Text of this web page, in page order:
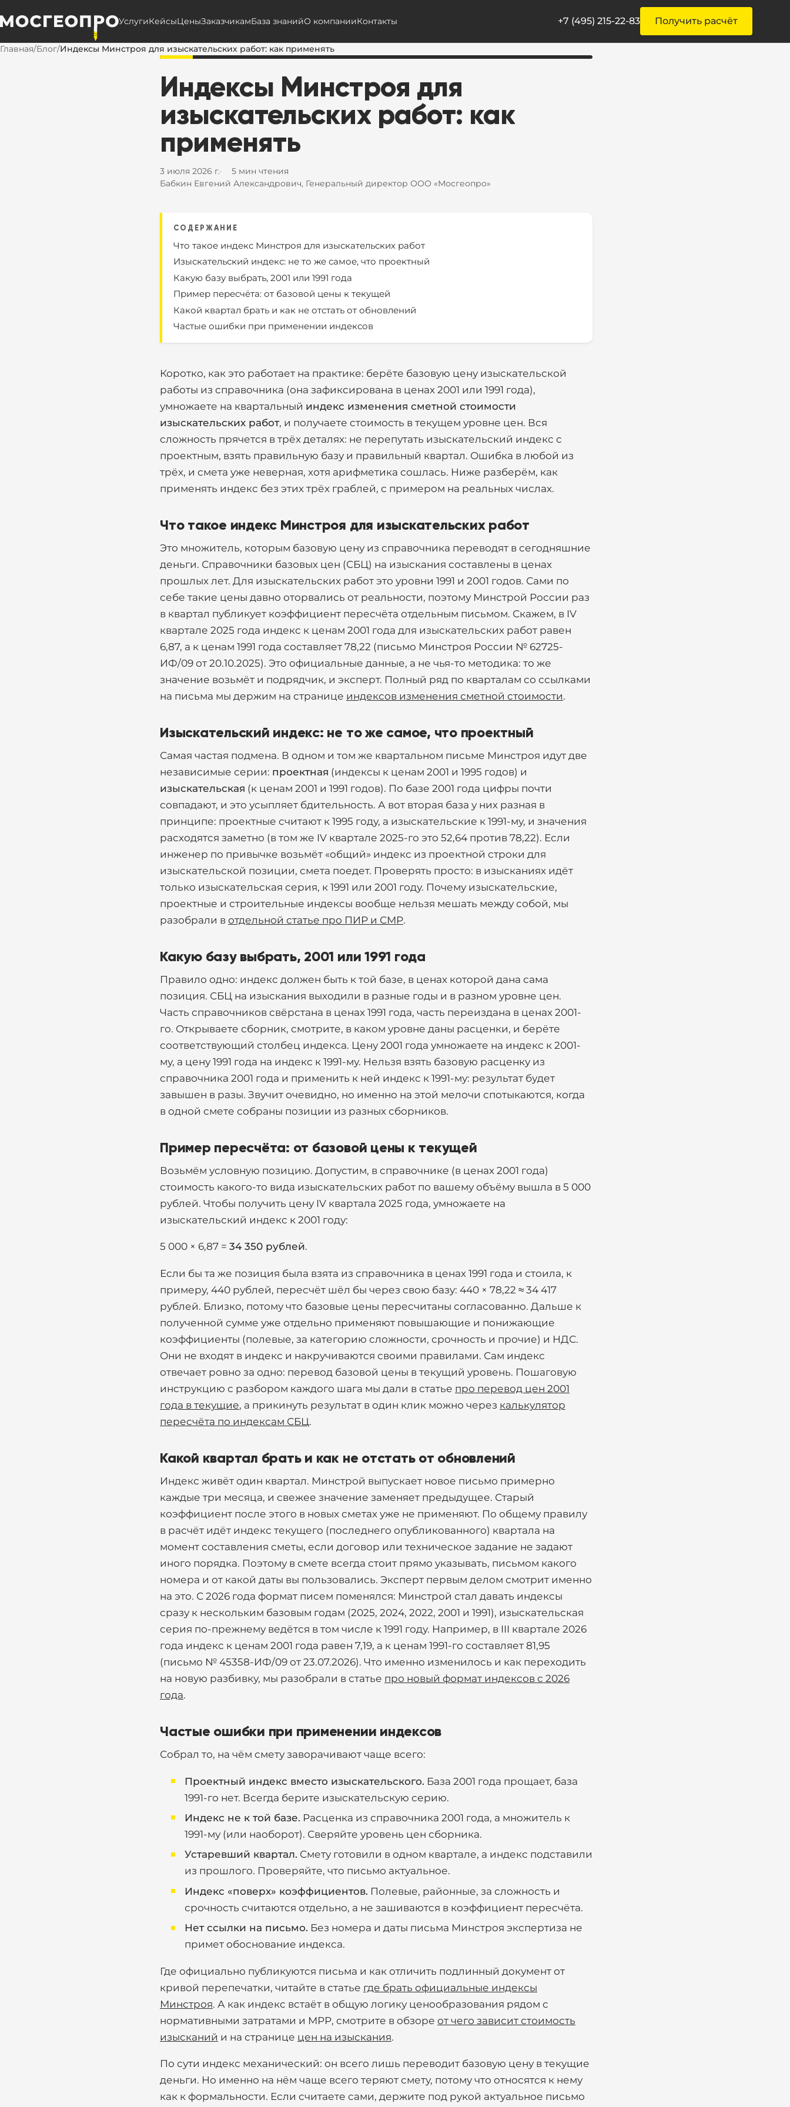
УслугиКейсыЦеныЗаказчикамБаза знанийО компанииКонтакты +7 (495) 215-22-83 Получить расчёт
Главная/Блог/Индексы Минстроя для изыскательских работ: как применять
Индексы Минстроя для
изыскательских работ: как
применять
3 июля 2026 г.
5 мин чтения
Бабкин Евгений Александрович, Генеральный директор ООО «Мосгеопро»
СОДЕРЖАНИЕ
Что такое индекс Минстроя для изыскательских работ
Изыскательский индекс: не то же самое, что проектный
Какую базу выбрать, 2001 или 1991 года
Пример пересчёта: от базовой цены к текущей
Какой квартал брать и как не отстать от обновлений
Частые ошибки при применении индексов
Коротко, как это работает на практике: берёте базовую цену изыскательской
работы из справочника (она зафиксирована в ценах 2001 или 1991 года),
умножаете на квартальный индекс изменения сметной стоимости
изыскательских работ, и получаете стоимость в текущем уровне цен. Вся
сложность прячется в трёх деталях: не перепутать изыскательский индекс с
проектным, взять правильную базу и правильный квартал. Ошибка в любой из
трёх, и смета уже неверная, хотя арифметика сошлась. Ниже разберём, как
применять индекс без этих трёх граблей, с примером на реальных числах.
Что такое индекс Минстроя для изыскательских работ
Это множитель, которым базовую цену из справочника переводят в сегодняшние
деньги. Справочники базовых цен (СБЦ) на изыскания составлены в ценах
прошлых лет. Для изыскательских работ это уровни 1991 и 2001 годов. Сами по
себе такие цены давно оторвались от реальности, поэтому Минстрой России раз
в квартал публикует коэффициент пересчёта отдельным письмом. Скажем, в IV
квартале 2025 года индекс к ценам 2001 года для изыскательских работ равен
6,87, а к ценам 1991 года составляет 78,22 (письмо Минстроя России № 62725-
ИФ/09 от 20.10.2025). Это официальные данные, а не чья-то методика: то же
значение возьмёт и подрядчик, и эксперт. Полный ряд по кварталам со ссылками
на письма мы держим на странице индексов изменения сметной стоимости.
Изыскательский индекс: не то же самое, что проектный
Самая частая подмена. В одном и том же квартальном письме Минстроя идут две
независимые серии: проектная (индексы к ценам 2001 и 1995 годов) и
изыскательская (к ценам 2001 и 1991 годов). По базе 2001 года цифры почти
совпадают, и это усыпляет бдительность. А вот вторая база у них разная в
принципе: проектные считают к 1995 году, а изыскательские к 1991-му, и значения
расходятся заметно (в том же IV квартале 2025-го это 52,64 против 78,22). Если
инженер по привычке возьмёт «общий» индекс из проектной строки для
изыскательской позиции, смета поедет. Проверять просто: в изысканиях идёт
только изыскательская серия, к 1991 или 2001 году. Почему изыскательские,
проектные и строительные индексы вообще нельзя мешать между собой, мы
разобрали в отдельной статье про ПИР и СМР.
Какую базу выбрать, 2001 или 1991 года
Правило одно: индекс должен быть к той базе, в ценах которой дана сама
позиция. СБЦ на изыскания выходили в разные годы и в разном уровне цен.
Часть справочников свёрстана в ценах 1991 года, часть переиздана в ценах 2001-
го. Открываете сборник, смотрите, в каком уровне даны расценки, и берёте
соответствующий столбец индекса. Цену 2001 года умножаете на индекс к 2001-
му, а цену 1991 года на индекс к 1991-му. Нельзя взять базовую расценку из
справочника 2001 года и применить к ней индекс к 1991-му: результат будет
завышен в разы. Звучит очевидно, но именно на этой мелочи спотыкаются, когда
в одной смете собраны позиции из разных сборников.
Пример пересчёта: от базовой цены к текущей
Возьмём условную позицию. Допустим, в справочнике (в ценах 2001 года)
стоимость какого-то вида изыскательских работ по вашему объёму вышла в 5 000
рублей. Чтобы получить цену IV квартала 2025 года, умножаете на
изыскательский индекс к 2001 году:
5 000 × 6,87 = 34 350 рублей.
Если бы та же позиция была взята из справочника в ценах 1991 года и стоила, к
примеру, 440 рублей, пересчёт шёл бы через свою базу: 440 × 78,22 ≈ 34 417
рублей. Близко, потому что базовые цены пересчитаны согласованно. Дальше к
полученной сумме уже отдельно применяют повышающие и понижающие
коэффициенты (полевые, за категорию сложности, срочность и прочие) и НДС.
Они не входят в индекс и накручиваются своими правилами. Сам индекс
отвечает ровно за одно: перевод базовой цены в текущий уровень. Пошаговую
инструкцию с разбором каждого шага мы дали в статье про перевод цен 2001
года в текущие, а прикинуть результат в один клик можно через калькулятор
пересчёта по индексам СБЦ.
Какой квартал брать и как не отстать от обновлений
Индекс живёт один квартал. Минстрой выпускает новое письмо примерно
каждые три месяца, и свежее значение заменяет предыдущее. Старый
коэффициент после этого в новых сметах уже не применяют. По общему правилу
в расчёт идёт индекс текущего (последнего опубликованного) квартала на
момент составления сметы, если договор или техническое задание не задают
иного порядка. Поэтому в смете всегда стоит прямо указывать, письмом какого
номера и от какой даты вы пользовались. Эксперт первым делом смотрит именно
на это. С 2026 года формат писем поменялся: Минстрой стал давать индексы
сразу к нескольким базовым годам (2025, 2024, 2022, 2001 и 1991), изыскательская
серия по-прежнему ведётся в том числе к 1991 году. Например, в III квартале 2026
года индекс к ценам 2001 года равен 7,19, а к ценам 1991-го составляет 81,95
(письмо № 45358-ИФ/09 от 23.07.2026). Что именно изменилось и как переходить
на новую разбивку, мы разобрали в статье про новый формат индексов с 2026
года.
Частые ошибки при применении индексов
Собрал то, на чём смету заворачивают чаще всего:
Проектный индекс вместо изыскательского. База 2001 года прощает, база
1991-го нет. Всегда берите изыскательскую серию.
Индекс не к той базе. Расценка из справочника 2001 года, а множитель к
1991-му (или наоборот). Сверяйте уровень цен сборника.
Устаревший квартал. Смету готовили в одном квартале, а индекс подставили
из прошлого. Проверяйте, что письмо актуальное.
Индекс «поверх» коэффициентов. Полевые, районные, за сложность и
срочность считаются отдельно, а не зашиваются в коэффициент пересчёта.
Нет ссылки на письмо. Без номера и даты письма Минстроя экспертиза не
примет обоснование индекса.
Где официально публикуются письма и как отличить подлинный документ от
кривой перепечатки, читайте в статье где брать официальные индексы
Минстроя. А как индекс встаёт в общую логику ценообразования рядом с
нормативными затратами и МРР, смотрите в обзоре от чего зависит стоимость
изысканий и на странице цен на изыскания.
По сути индекс механический: он всего лишь переводит базовую цену в текущие
деньги. Но именно на нём чаще всего теряют смету, потому что относятся к нему
как к формальности. Если считаете сами, держите под рукой актуальное письмо